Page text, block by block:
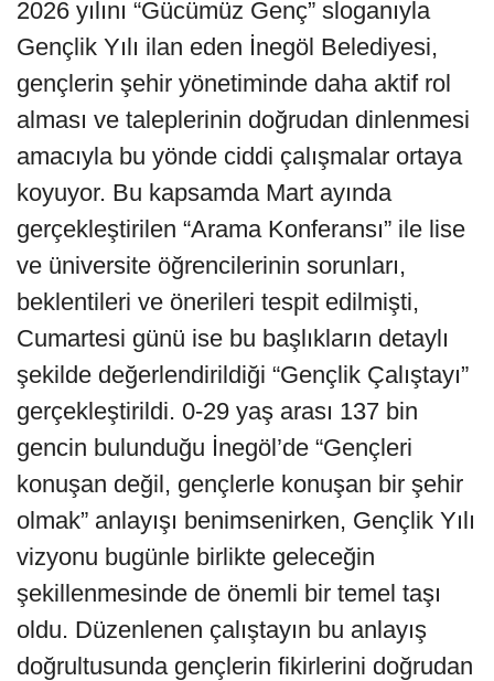
2026 yılını “Gücümüz Genç” sloganıyla
Gençlik Yılı ilan eden İnegöl Belediyesi,
gençlerin şehir yönetiminde daha aktif rol
alması ve taleplerinin doğrudan dinlenmesi
amacıyla bu yönde ciddi çalışmalar ortaya
koyuyor. Bu kapsamda Mart ayında
gerçekleştirilen “Arama Konferansı” ile lise
ve üniversite öğrencilerinin sorunları,
beklentileri ve önerileri tespit edilmişti,
Cumartesi günü ise bu başlıkların detaylı
şekilde değerlendirildiği “Gençlik Çalıştayı”
gerçekleştirildi. 0-29 yaş arası 137 bin
gencin bulunduğu İnegöl’de “Gençleri
konuşan değil, gençlerle konuşan bir şehir
olmak” anlayışı benimsenirken, Gençlik Yılı
vizyonu bugünle birlikte geleceğin
şekillenmesinde de önemli bir temel taşı
oldu. Düzenlenen çalıştayın bu anlayış
doğrultusunda gençlerin fikirlerini doğrudan